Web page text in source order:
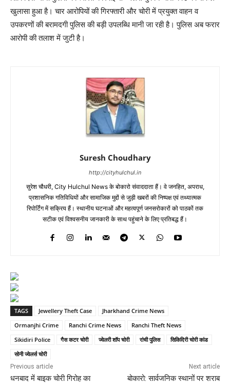
खुलासा हुआ है। चार आरोपियों की गिरफ्तारी और चोरी में प्रयुक्त वाहन व
उपकरणों की बरामदगी पुलिस की बड़ी उपलब्धि मानी जा रही है। पुलिस अब फरार
आरोपी की तलाश में जुटी है।
Suresh Choudhary
http://cityhulchul.in
सुरेश चौधरी, City Hulchul News के बोकारो संवाददाता हैं। वे जनहित, अपराध,
प्रशासनिक गतिविधियों और सामाजिक मुद्दों से जुड़ी खबरों की निष्पक्ष एवं तथ्यात्मक
रिपोर्टिंग में सक्रिय हैं। स्थानीय घटनाओं और महत्वपूर्ण जनसरोकारों को पाठकों तक
सटीक एवं विश्वसनीय जानकारी के साथ पहुंचाने के लिए प्रतिबद्ध हैं।
TAGS Jewellery Theft Case
Jharkhand Crime News
Ormanjhi Crime
Ranchi Crime News
Ranchi Theft News
Sikidiri Police
गैस कटर चोरी ज्वेलरी शॉप चोरी रांची पुलिस
सिकिदिरी चोरी कांड
सोनी ज्वेलर्स चोरी
Previous article
धनबाद में बाइक चोरी गिरोह का
Next article
बोकारो: सार्वजनिक स्थानों पर शराब